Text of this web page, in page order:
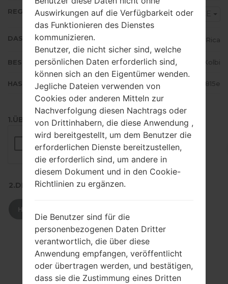
REGION ICE
DAS LAND Costa Rica
BESCHREIBUNG ICE CR = Kolbi
HASH 35fd894241934b199ea734da9be5815e
1.ÜBERPRÜFEN SIE AUF RECAPTCHA
2.DRÜCKEN SIE ZUM HERUNTERLADEN
Auswirkungen auf die Verfügbarkeit oder
das Funktionieren des Dienstes
kommunizieren.
Benutzer, die nicht sicher sind, welche
persönlichen Daten erforderlich sind,
können sich an den Eigentümer wenden.
Jegliche Dateien verwenden von
Cookies oder anderen Mitteln zur
Nachverfolgung diesen Nachtrags oder
von Drittinhabern, die diese Anwendung ,
wird bereitgestellt, um dem Benutzer die
erforderlichen Dienste bereitzustellen,
die erforderlich sind, um andere in
diesem Dokument und in den Cookie-
Richtlinien zu ergänzen.
Die Benutzer sind für die
personenbezogenen Daten Dritter
verantwortlich, die über diese
Anwendung empfangen, veröffentlicht
oder übertragen werden, und bestätigen,
dass sie die Zustimmung eines Dritten